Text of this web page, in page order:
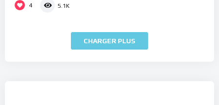
4 5.1K
CHARGER PLUS